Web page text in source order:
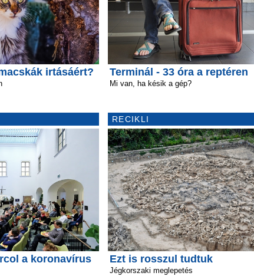
irtásáért?
a koronavírus
Terminál - 33 óra a reptéren
Mi van, ha késik a gép?
RECIKLI
Ezt is rosszul tudtuk
Jégkorszaki meglepetés